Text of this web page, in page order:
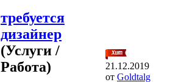
требуется
дизайнер
(Услуги /
Работа)
21.12.2019
от Goldtalg